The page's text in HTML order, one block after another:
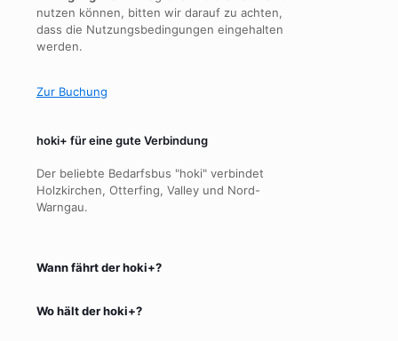
nutzen können, bitten wir darauf zu achten,
dass die Nutzungsbedingungen eingehalten
werden.
Zur Buchung
hoki+ für eine gute Verbindung
Der beliebte Bedarfsbus "hoki" verbindet
Holzkirchen, Otterfing, Valley und Nord-
Warngau.
Wann fährt der hoki+?
Wo hält der hoki+?